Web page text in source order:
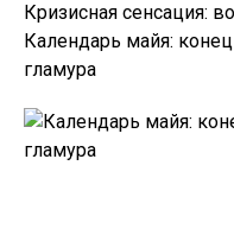
Кризисная сенсация:
Календарь майя:
гламура